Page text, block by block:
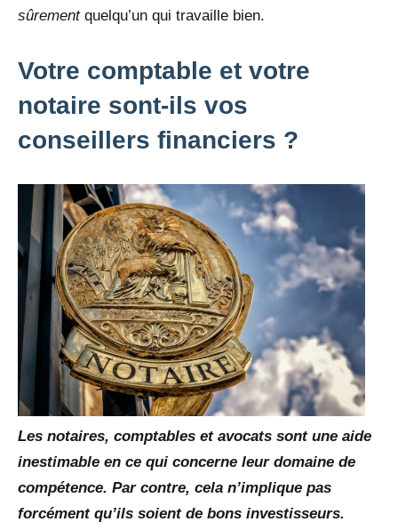
sûrement quelqu’un qui travaille bien.
Votre comptable et votre
notaire sont-ils vos
conseillers financiers ?
Les notaires, comptables et avocats sont une aide
inestimable en ce qui concerne leur domaine de
compétence. Par contre, cela n’implique pas
forcément qu’ils soient de bons investisseurs.